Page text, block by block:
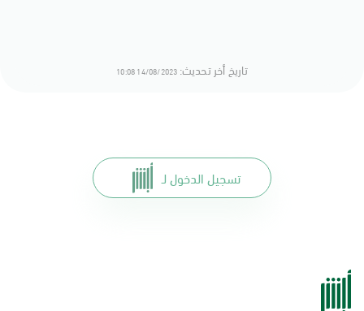
تاريخ أخر تحديث: 14/08/2023 10:08
تسجيل الدخول لـ